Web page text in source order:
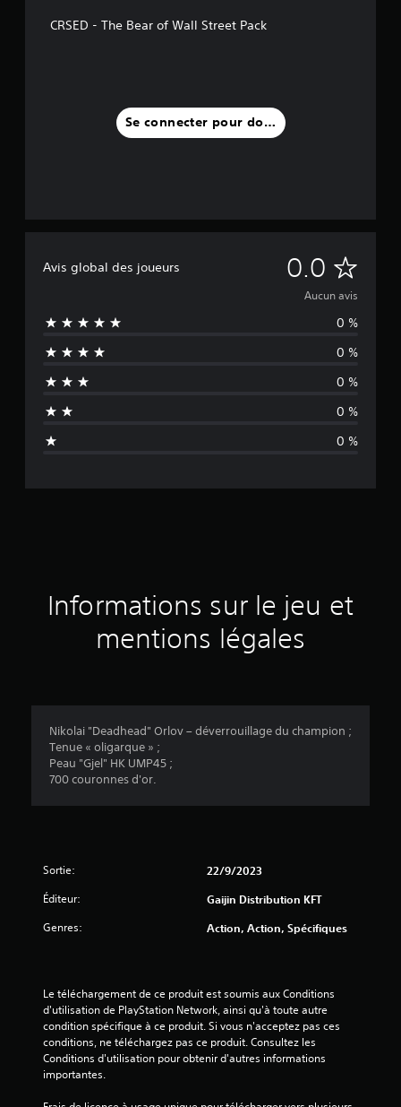
CRSED - The Bear of Wall Street Pack
Se connecter pour donner un avis
Avis global des joueurs 0.0 A
u
c
u
a
i
Aucun avis
0 %
0 %
0 %
0 %
0 %
Informations sur le jeu et
mentions légales
Nikolai "Deadhead" Orlov – déverrouillage du champion ;
Tenue « oligarque » ;
Peau "Gjel" HK UMP45 ;
700 couronnes d'or.
Sortie: 22/9/2023
Éditeur: Gaijin Distribution KFT
Genres: Action, Action, Spécifiques
Le téléchargement de ce produit est soumis aux Conditions
d'utilisation de PlayStation Network, ainsi qu'à toute autre
condition spécifique à ce produit. Si vous n'acceptez pas ces
conditions, ne téléchargez pas ce produit. Consultez les
Conditions d'utilisation pour obtenir d'autres informations
importantes.